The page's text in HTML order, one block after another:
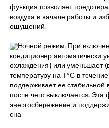
функция позволяет
воздуха в начале работы и
ощущений.
Ночной режим. При
кондиционер автоматически
охлаждения) или уменьшает
температуру на 1 °С в
поддерживает ее стабильной
после чего выключается. Эта
энергосбережение и
сна.